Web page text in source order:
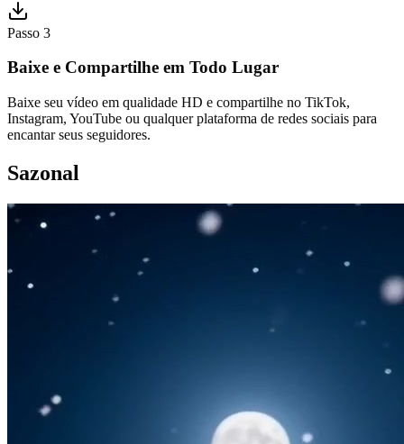
Passo 3
Baixe e Compartilhe em Todo Lugar
Baixe seu vídeo em qualidade HD e compartilhe no TikTok,
Instagram, YouTube ou qualquer plataforma de redes sociais para
encantar seus seguidores.
Sazonal